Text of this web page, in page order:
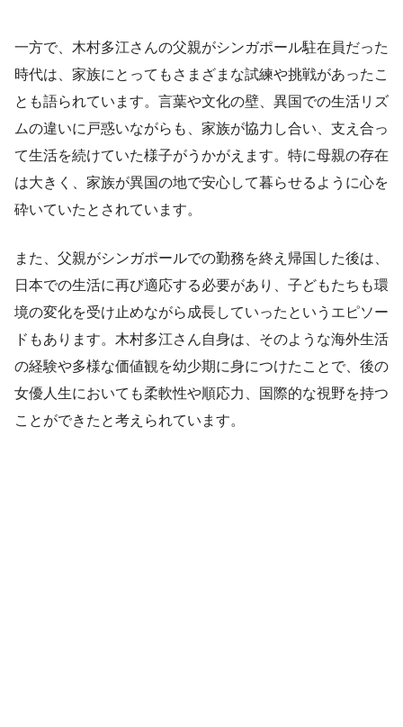
一方で、木村多江さんの父親がシンガポール駐在員だった
時代は、家族にとってもさまざまな試練や挑戦があったこ
とも語られています。言葉や文化の壁、異国での生活リズ
ムの違いに戸惑いながらも、家族が協力し合い、支え合っ
て生活を続けていた様子がうかがえます。特に母親の存在
は大きく、家族が異国の地で安心して暮らせるように心を
砕いていたとされています。
また、父親がシンガポールでの勤務を終え帰国した後は、
日本での生活に再び適応する必要があり、子どもたちも環
境の変化を受け止めながら成長していったというエピソー
ドもあります。木村多江さん自身は、そのような海外生活
の経験や多様な価値観を幼少期に身につけたことで、後の
女優人生においても柔軟性や順応力、国際的な視野を持つ
ことができたと考えられています。